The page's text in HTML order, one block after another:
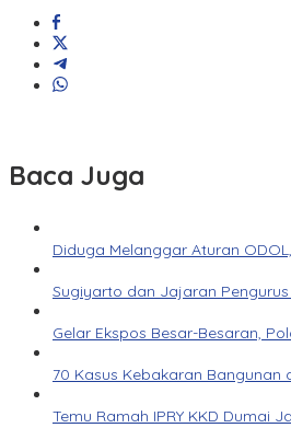
Baca Juga
Diduga Melanggar Aturan
Sugiyarto dan Jajaran
Gelar Ekspos Besar-Besaran,
70 Kasus Kebakaran Bangunan
Temu Ramah IPRY KKD Dumai